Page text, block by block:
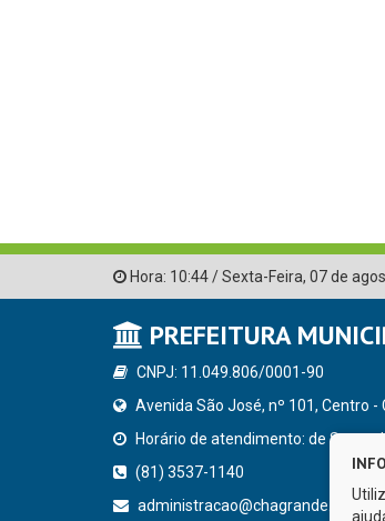
Hora: 10:44/Sexta-Feira, 07 de
PREFEITURA
CNPJ: 11.049.806/0001-90
Avenida São José, nº 101, Centro -
Horário de atendimento: de
(81) 3537-1140